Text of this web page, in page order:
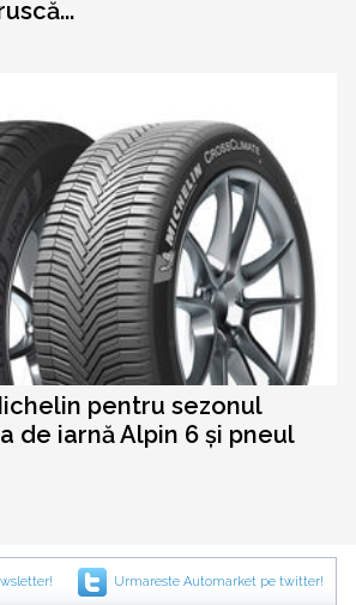
pentru sezonul
de iarnă Alpin 6 și pneul
Urmareste Automarket pe twitter!